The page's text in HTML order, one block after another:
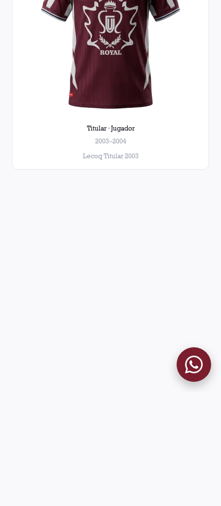
Titular · Jugador
2003–2004
Lecoq Titular 2003